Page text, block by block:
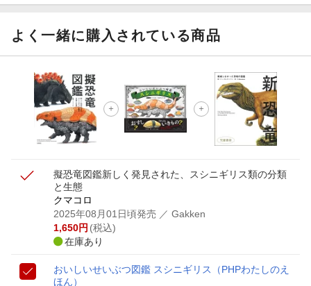
ト山分け
エントリー＆3,000円以上購入で無料データSIM（3GB/月プ
ラン）が当たる！
楽天モバイル紹介キャンペーンの拡散で300円OFFクーポン
進呈
よく一緒に購入されている商品
擬恐竜図鑑新しく発見された、スシニギリス類の分類
と生態
クマコロ
2025年08月01日頃発売 ／ Gakken
1,650円 (税込)
在庫あり
おいしいせいぶつ図鑑 スシニギリス
（PHPわたしのえ
ほん）